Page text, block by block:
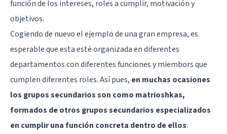
función de los intereses, roles a cumplir, motivación y
objetivos.
Cogiendo de nuevo el ejemplo de una gran empresa, es
esperable que esta esté organizada en diferentes
departamentos con diferentes funciones y miembors que
cumplen diferentes roles. Así pues, en muchas ocasiones
los grupos secundarios son como matrioshkas,
formados de otros grupos secundarios especializados
en cumplir una función concreta dentro de ellos.